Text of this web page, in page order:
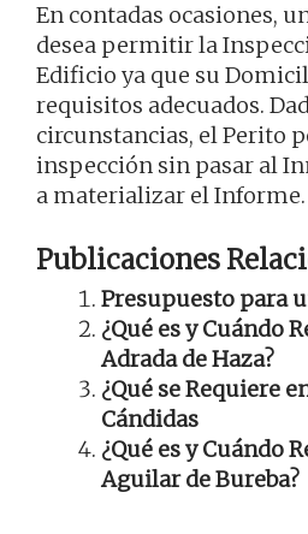
En contadas ocasiones,
desea permitir la
Edificio ya que su
requisitos adecuados.
circunstancias, el Perito
inspección sin pasar al
a materializar el Informe.
Publicaciones
Presupuesto para
¿Qué es y Cuándo
Adrada de Haza?
¿Qué se Requiere
Cándidas
¿Qué es y Cuándo
Aguilar de Bureba?